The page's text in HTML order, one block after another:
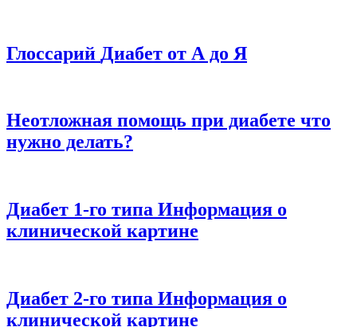
Глоссарий Диабет от А до Я
Неотложная помощь при диабете что
нужно делать?
Диабет 1-го типа Информация о
клинической картине
Диабет 2-го типа Информация о
клинической картине